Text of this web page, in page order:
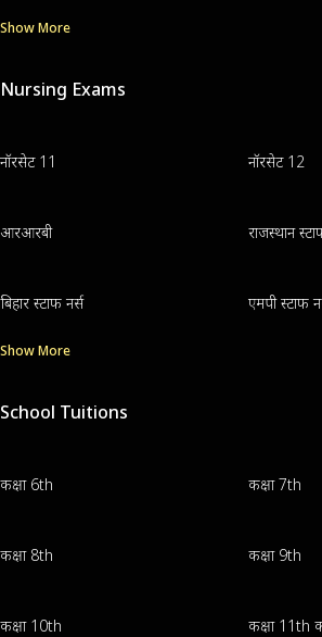
Show More
Nursing Exams
नॉरसेट 11 नॉरसेट 12
आरआरबी राजस्थान
बिहार स्टाफ नर्स एमपी स्टाफ
Show More
School Tuitions
कक्षा 6th कक्षा 7th
कक्षा 8th कक्षा 9th
कक्षा 10th कक्षा 11th